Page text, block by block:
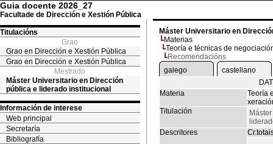
Guia docente 2026_27
Facultade de Dirección e Xestión Pública
Titulacións
Grao
Grao en Dirección e Xestión Pública
Grao en Dirección e Xestión Pública
Mestrado
Máster Universitario en Dirección
pública e liderado institucional
Información de interese
Web principal
Secretaría
Bibliografía
Máster Universitario en
Materias
Teoría e técnicas de
Recomendacións
galego
castellano
Materia
Teoría
Titulación
Descritores